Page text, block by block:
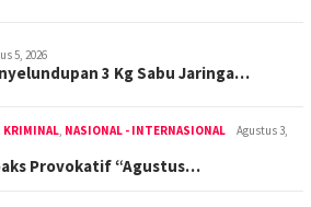
5, 2026
3 Kg Sabu Jaringa…
KRIMINAL NASIONAL - INTERNASIONAL
Agustus 3,
Provokatif “Agustus…